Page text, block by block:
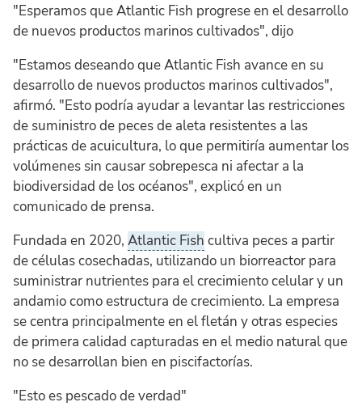
"Esperamos que Atlantic Fish progrese en el desarrollo
de nuevos productos marinos cultivados", dijo
"Estamos deseando que Atlantic Fish avance en su
desarrollo de nuevos productos marinos cultivados",
afirmó. "Esto podría ayudar a levantar las restricciones
de suministro de peces de aleta resistentes a las
prácticas de acuicultura, lo que permitiría aumentar los
volúmenes sin causar sobrepesca ni afectar a la
biodiversidad de los océanos", explicó en un
comunicado de prensa.
Fundada en 2020, Atlantic Fish cultiva peces a partir
de células cosechadas, utilizando un biorreactor para
suministrar nutrientes para el crecimiento celular y un
andamio como estructura de crecimiento. La empresa
se centra principalmente en el fletán y otras especies
de primera calidad capturadas en el medio natural que
no se desarrollan bien en piscifactorías.
"Esto es pescado de verdad"